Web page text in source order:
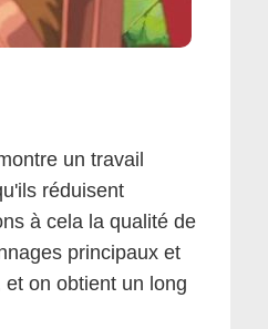
un travail
réduisent
à cela la qualité de
principaux et
on obtient un long